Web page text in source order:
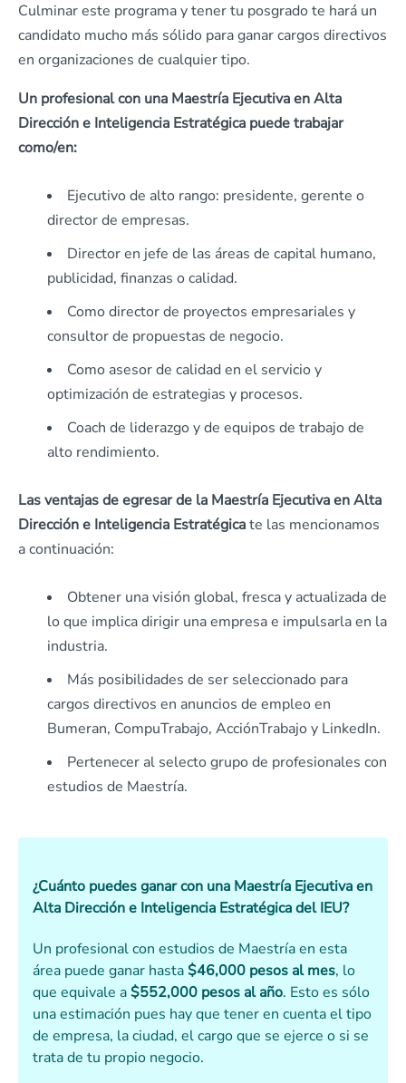
Culminar este programa y tener tu posgrado te hará un
candidato mucho más sólido para ganar cargos directivos
en organizaciones de cualquier tipo.
Un profesional con una Maestría Ejecutiva en Alta
Dirección e Inteligencia Estratégica puede trabajar
como/en:
Ejecutivo de alto rango: presidente, gerente o
director de empresas.
Director en jefe de las áreas de capital humano,
publicidad, finanzas o calidad.
Como director de proyectos empresariales y
consultor de propuestas de negocio.
Como asesor de calidad en el servicio y
optimización de estrategias y procesos.
Coach de liderazgo y de equipos de trabajo de
alto rendimiento.
Las ventajas de egresar de la Maestría Ejecutiva en Alta
Dirección e Inteligencia Estratégicate las mencionamos
a continuación:
Obtener una visión global, fresca y actualizada de
lo que implica dirigir una empresa e impulsarla en la
industria.
Más posibilidades de ser seleccionado para
cargos directivos en anuncios de empleo en
Bumeran, CompuTrabajo, AcciónTrabajo y LinkedIn.
Pertenecer al selecto grupo de profesionales con
estudios de Maestría.
¿Cuánto puedes ganar con una Maestría Ejecutiva en
Alta Dirección e Inteligencia Estratégica del IEU?
Un profesional con estudios de Maestría en esta
área puede ganar hasta$46,000 pesos al mes, lo
que equivale a$552,000 pesos al año. Esto es sólo
una estimación pues hay que tener en cuenta el tipo
de empresa, la ciudad, el cargo que se ejerce o si se
trata de tu propio negocio.